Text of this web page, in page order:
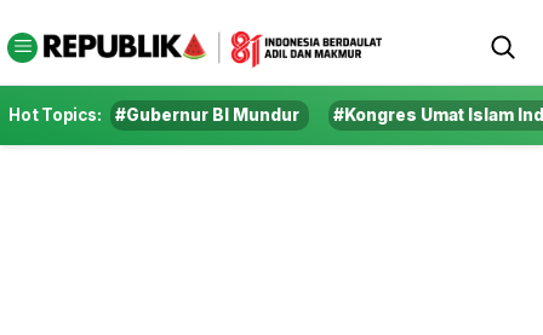
Hot Topics: #Gubernur BI Mundur #Kongres Umat Islam